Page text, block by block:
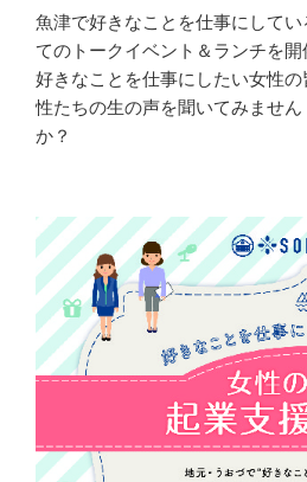
魚津で好きなことを仕事にしてい
てのトークイベント＆ランチを
好きなことを仕事にしたい女性
性たちの生の声を聞いてみません